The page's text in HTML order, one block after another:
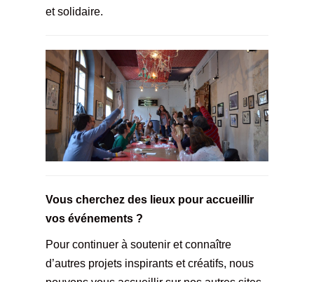
et solidaire.
Vous cherchez des lieux pour accueillir
vos événements ?
Pour continuer à soutenir et connaître
d’autres projets inspirants et créatifs, nous